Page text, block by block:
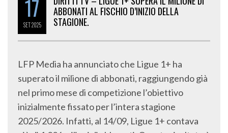
17
SET2025
ABBONATI AL FISCHIO D’INIZIO DELLA
STAGIONE.
LFP Media ha annunciato che Ligue 1+ ha
superato il milione di abbonati, raggiungendo già
nel primo mese di competizione l’obiettivo
inizialmente fissato per l’intera stagione
2025/2026. Infatti, al 14/09, Ligue 1+ contava